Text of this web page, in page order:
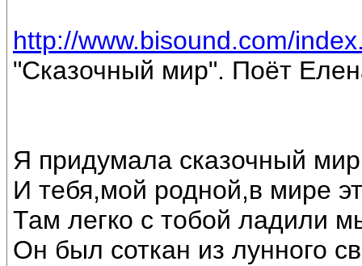
http://www.bisound.com/
"Сказочный мир". Поёт
Я придумала сказочный
И тебя,мой родной,в мире
Там легко с тобой ладили
Он был соткан из лунного